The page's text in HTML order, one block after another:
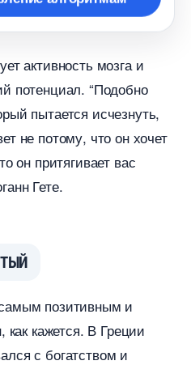
активность мозга и
потенциал. “Подобно
пытается исчезнуть,
не потому, что он хочет
он притягивает вас
Гете.
позитивным и
кажется. В Греции
с богатством и